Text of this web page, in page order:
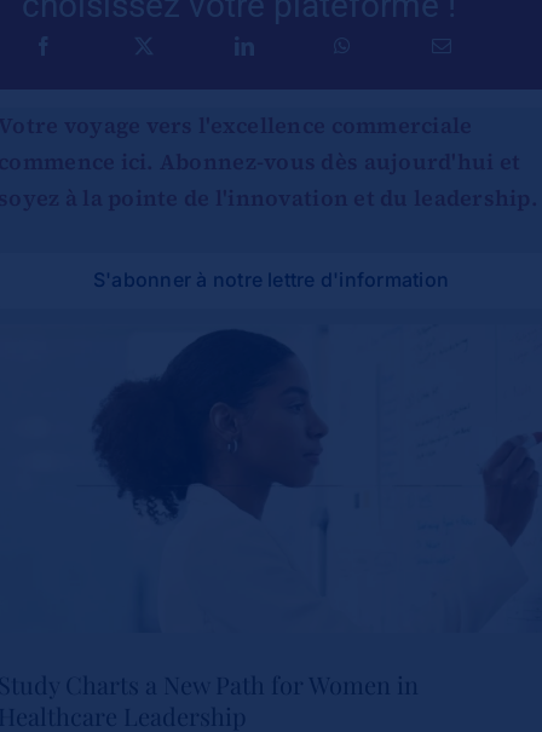
S'abonner à notre lettre d'information